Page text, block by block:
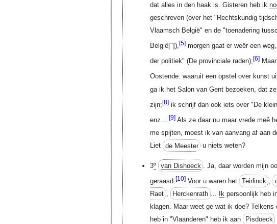
dat alles in den haak is. Gisteren heb ik
geschreven (over het "Rechtskundig
Vlaamsch België" en de "toenadering
België["]),[5]morgen gaat er weêr een
der politiek" (De provinciale raden);[6]
Oostende: waaruit een opstel over kunst
ga ik het Salon van Gent bezoeken, dat
zijn;[8]ik schrijf dan ook iets over "De
enz....[9]Als ze daar nu maar vrede meê
me spijten, moest ik van aanvang af aan
Liet de Meester u niets weten?
3º van Dishoeck . Ja, daar worden mijn
geraasd.[10]Voor u waren het Teirlinck ,
Raet , Herckenrath ... Ik persoonlijk heb
klagen. Maar weet ge wat ik doe? Telkens
heb in "Vlaanderen" heb ik aan
Pisdoeck